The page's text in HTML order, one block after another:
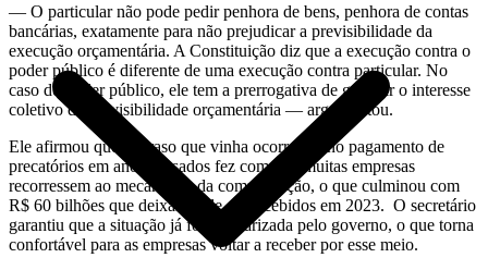
— O particular não pode pedir penhora de bens, penhora de contas
bancárias, exatamente para não prejudicar a previsibilidade da
execução orçamentária. A Constituição diz que a execução contra o
poder público é diferente de uma execução contra particular. No
caso do poder público, ele tem a prerrogativa de garantir o interesse
coletivo da previsibilidade orçamentária — argumentou.
Ele afirmou que o atraso que vinha ocorrendo no pagamento de
precatórios em anos passados fez com que muitas empresas
recorressem ao mecanismo da compensação, o que culminou com
R$ 60 bilhões que deixaram de ser recebidos em 2023. O secretário
garantiu que a situação já foi regularizada pelo governo, o que torna
confortável para as empresas voltar a receber por esse meio.